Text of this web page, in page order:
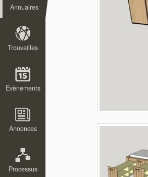
Annuaires
Trouvailles
Evènements
Annonces
Processus